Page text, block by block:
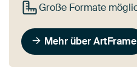
Große Formate
Mehr über ArtFrame